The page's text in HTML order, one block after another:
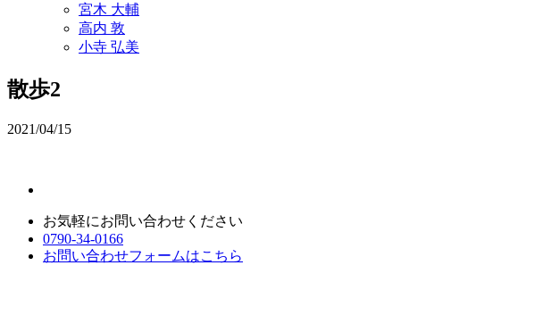
宮木 大輔
高内 敦
小寺 弘美
散歩2
2021/04/15
お気軽にお問い合わせください
0790-34-0166
お問い合わせフォームはこちら